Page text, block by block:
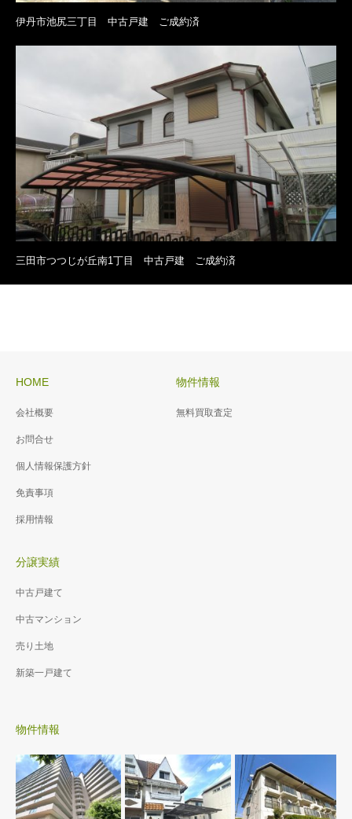
伊丹市池尻三丁目 中古戸建 ご成約済
三田市つつじが丘南1丁目 中古戸建 ご成約済
HOME
会社概要
お問合せ
個人情報保護方針
免責事項
採用情報
物件情報
無料買取査定
分譲実績
中古戸建て
中古マンション
売り土地
新築一戸建て
物件情報